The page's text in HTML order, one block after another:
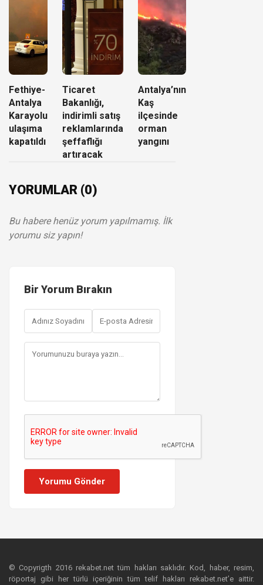
Fethiye-
Antalya
Karayolu
ulaşıma
kapatıldı
Ticaret
Bakanlığı,
indirimli satış
reklamlarında
şeffaflığı
artıracak
Antalya’nın
Kaş
ilçesinde
orman
yangını
YORUMLAR (0)
Bu habere henüz yorum yapılmamış. İlk
yorumu siz yapın!
Bir Yorum Bırakın
Yorumu Gönder
© Copyrigth 2016 rekabet.net tüm hakları saklıdır. Kod, haber, resim,
röportaj gibi her türlü içeriğinin tüm telif hakları rekabet.net’e aittir.